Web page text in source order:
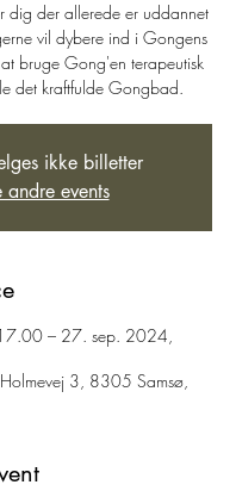
dig der allerede er uddannet
vil dybere ind i Gongens
bruge Gong'en terapeutisk
det kraftfulde Gongbad.
ikke billetter
andre events
– 27. sep. 2024,
3, 8305 Samsø,